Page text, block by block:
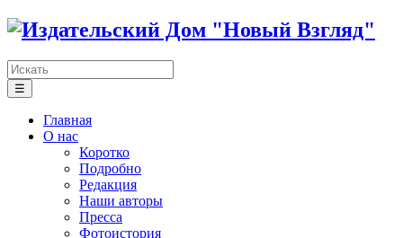
☰
Главная
О нас
Коротко
Подробно
Редакция
Наши авторы
Пресса
Фотоистория